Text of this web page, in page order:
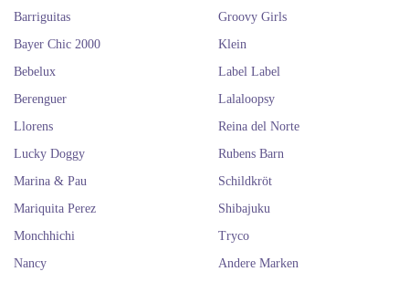
Barriguitas
Bayer Chic 2000
Bebelux
Berenguer
Groovy Girls
Klein
Label Label
Lalaloopsy
Llorens
Lucky Doggy
Marina & Pau
Mariquita Perez
Monchhichi
Nancy
Reina del Norte
Rubens Barn
Schildkröt
Shibajuku
Tryco
Andere Marken